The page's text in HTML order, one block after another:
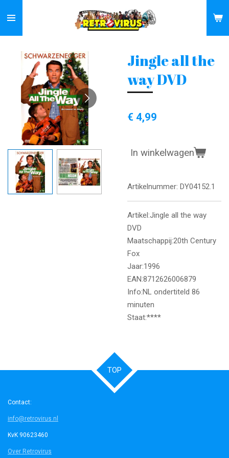
direct
naar
hoofdinhoud
Jingle all the
way DVD
€ 4,99
In winkelwagen
Artikelnummer: DY04152.1
Artikel:Jingle all the way
DVD
Maatschappij:20th Century
Fox
Jaar:1996
EAN:8712626006879
Info:NL ondertiteld 86
minuten
Staat:****
TOP
Contact:
info@retrovirus.nl
KvK 90623460
Over Retrovirus